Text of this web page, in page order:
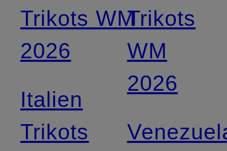
Trikots WM
2026
Italien
Trikots
Trikots
WM
2026